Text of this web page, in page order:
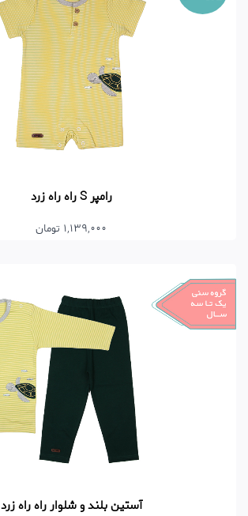
رامپر S راه راه زرد
1,139,000 تومان
آستین بلند و شلوار راه راه زرد